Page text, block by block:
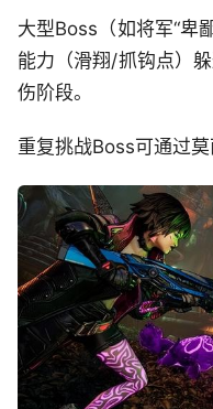
大型Boss（如将军“卑
能力（滑翔/抓钩点）
伤阶段。
重复挑战Boss可通过莫